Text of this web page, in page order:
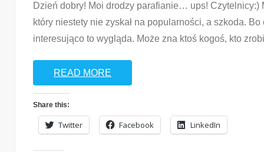
Dzień dobry! Moi drodzy parafianie… ups! Czytelnicy:)
który niestety nie zyskał na popularności, a szkoda.
interesująco to wygląda. Może zna ktoś kogoś, kto
READ MORE
Share this:
Twitter Facebook LinkedIn